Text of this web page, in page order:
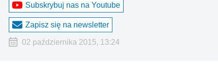
Subskrybuj nas na Youtube
Zapisz się na newsletter
02 października 2015, 13:24